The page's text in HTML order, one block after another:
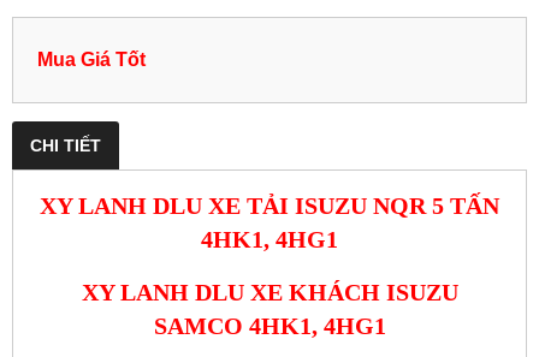
Mua Giá Tốt
CHI TIẾT
XY LANH DLU XE TẢI ISUZU NQR 5 TẤN
4HK1, 4HG1
XY LANH DLU XE KHÁCH ISUZU
SAMCO 4HK1, 4HG1